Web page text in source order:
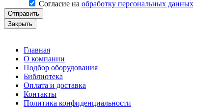
Согласие на обработку персональных данных
Отправить
Закрыть
Главная
О компании
Подбор оборудования
Библиотека
Оплата и доставка
Контакты
Политика конфиденциальности